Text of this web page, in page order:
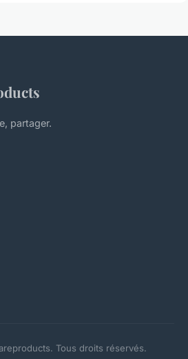
partager.
Tous droits réservés.